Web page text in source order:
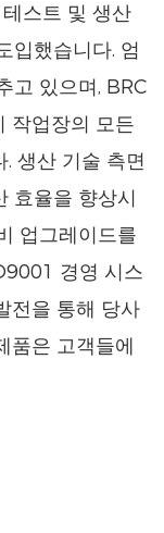
스트 및 생산
입했습니다. 엄
고 있으며, BRC
작업장의 모든
생산 기술 측면
효율을 향상시
업그레이드를
경영 시스
전을 통해 당사
품은 고객들에